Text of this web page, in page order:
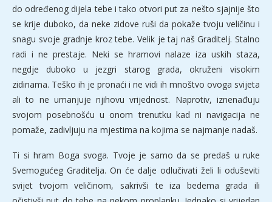
do određenog dijela tebe i tako otvori put za nešto sjajnije što
se krije duboko, da neke zidove ruši da pokaže tvoju veličinu i
snagu svoje gradnje kroz tebe. Velik je taj naš Graditelj. Stalno
radi i ne prestaje. Neki se hramovi nalaze iza uskih staza,
negdje duboko u jezgri starog grada, okruženi visokim
zidinama. Teško ih je pronaći i ne vidi ih mnoštvo ovoga svijeta
ali to ne umanjuje njihovu vrijednost. Naprotiv, iznenađuju
svojom posebnošću u onom trenutku kad ni navigacija ne
pomaže, zadivljuju na mjestima na kojima se najmanje nadaš.
Ti si hram Boga svoga. Tvoje je samo da se predaš u ruke
Svemogućeg Graditelja. On će dalje odlučivati želi li oduševiti
svijet tvojom veličinom, sakrivši te iza bedema grada ili